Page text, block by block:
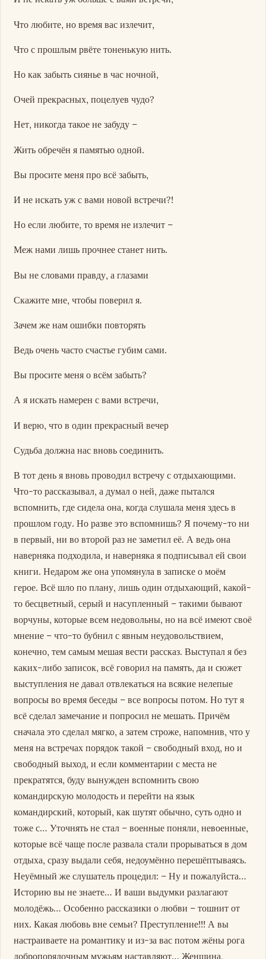
Что любите, но время вас излечит,
Что с прошлым рвёте тоненькую нить.
Но как забыть сиянье в час ночной,
Очей прекрасных, поцелуев чудо?
Нет, никогда такое не забуду –
Жить обречён я памятью одной.
Вы просите меня про всё забыть,
И не искать уж с вами новой встречи?!
Но если любите, то время не излечит –
Меж нами лишь прочнее станет нить.
Вы не словами правду, а глазами
Скажите мне, чтобы поверил я.
Зачем же нам ошибки повторять
Ведь очень часто счастье губим сами.
Вы просите меня о всём забыть?
А я искать намерен с вами встречи,
И верю, что в один прекрасный вечер
Судьба должна нас вновь соединить.
В тот день я вновь проводил встречу с отдыхающими.
Что-то рассказывал, а думал о ней, даже пытался
вспомнить, где сидела она, когда слушала меня здесь в
прошлом году. Но разве это вспомнишь? Я почему-то ни
в первый, ни во второй раз не заметил её. А ведь она
наверняка подходила, и наверняка я подписывал ей свои
книги. Недаром же она упомянула в записке о моём
герое. Всё шло по плану, лишь один отдыхающий, какой-
то бесцветный, серый и насупленный – такими бывают
ворчуны, которые всем недовольны, но на всё имеют своё
мнение – что-то бубнил с явным неудовольствием,
конечно, тем самым мешая вести рассказ. Выступал я без
каких-либо записок, всё говорил на память, да и сюжет
выступления не давал отвлекаться на всякие нелепые
вопросы во время беседы – все вопросы потом. Но тут я
всё сделал замечание и попросил не мешать. Причём
сначала это сделал мягко, а затем строже, напомнив, что у
меня на встречах порядок такой – свободный вход, но и
свободный выход, и если комментарии с места не
прекратятся, буду вынужден вспомнить свою
командирскую молодость и перейти на язык
командирский, который, как шутят обычно, суть одно и
тоже с… Уточнять не стал – военные поняли, невоенные,
которые всё чаще после развала стали прорываться в дом
отдыха, сразу выдали себя, недоумённо перешёптываясь.
Неуёмный же слушатель процедил: – Ну и пожалуйста…
Историю вы не знаете… И ваши выдумки разлагают
молодёжь… Особенно рассказики о любви – тошнит от
них. Какая любовь вне семьи? Преступление!!! А вы
настраиваете на романтику и из-за вас потом жёны рога
добропорядочным мужьям наставляют… Женщина,